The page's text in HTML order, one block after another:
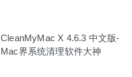
CleanMyMac X 4.6.3 中文版-
Mac界系统清理软件大神